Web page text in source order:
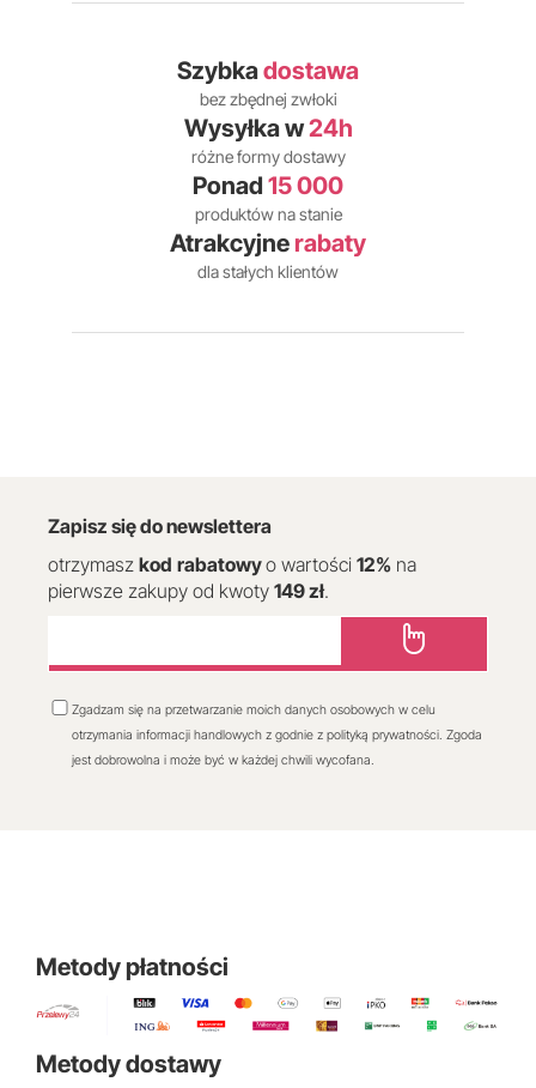
Szybkadostawa
bez zbędnej zwłoki
Wysyłka w24h
różne formy dostawy
Ponad 15 000
produktów na stanie
Atrakcyjne rabaty
dla stałych klientów
Zapisz się do newslettera
otrzymasz kod rabatowyo wartości 12% na
pierwsze zakupy od kwoty 149 zł.
Zgadzam się na przetwarzanie moich danych osobowych w celu
otrzymania informacji handlowych z godnie z polityką prywatności. Zgoda
jest dobrowolna i może być w każdej chwili wycofana.
Metody płatności
Metody dostawy